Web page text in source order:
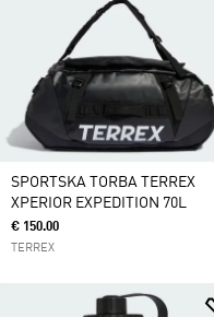
SPORTSKA TORBA TERREX
XPERIOR EXPEDITION 70L
€ 150.00
TERREX